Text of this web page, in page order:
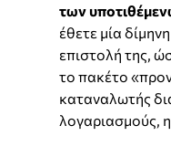
των
έθετε μία
επιστολή της,
το πακέτο
καταναλωτής
λογαριασμούς,